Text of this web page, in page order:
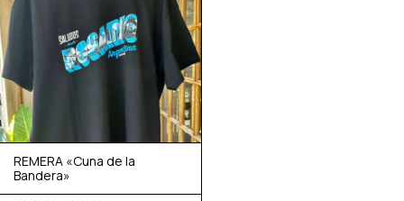
REMERA «Cuna de la
Bandera»